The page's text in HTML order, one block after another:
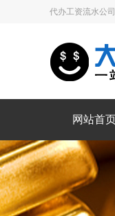
代办工资流水公
网站首